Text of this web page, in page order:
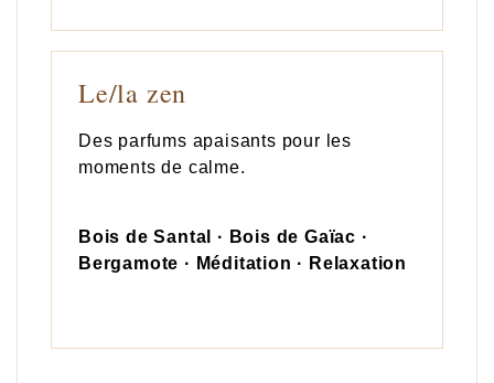
Le/la zen
Des parfums apaisants pour les
moments de calme.
Bois de Santal · Bois de Gaïac ·
Bergamote · Méditation · Relaxation